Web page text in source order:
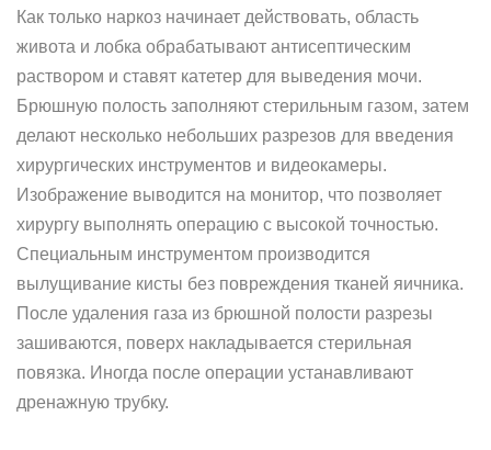
Как только наркоз начинает действовать, область
живота и лобка обрабатывают антисептическим
раствором и ставят катетер для выведения мочи.
Брюшную полость заполняют стерильным газом, затем
делают несколько небольших разрезов для введения
хирургических инструментов и видеокамеры.
Изображение выводится на монитор, что позволяет
хирургу выполнять операцию с высокой точностью.
Специальным инструментом производится
вылущивание кисты без повреждения тканей яичника.
После удаления газа из брюшной полости разрезы
зашиваются, поверх накладывается стерильная
повязка. Иногда после операции устанавливают
дренажную трубку.